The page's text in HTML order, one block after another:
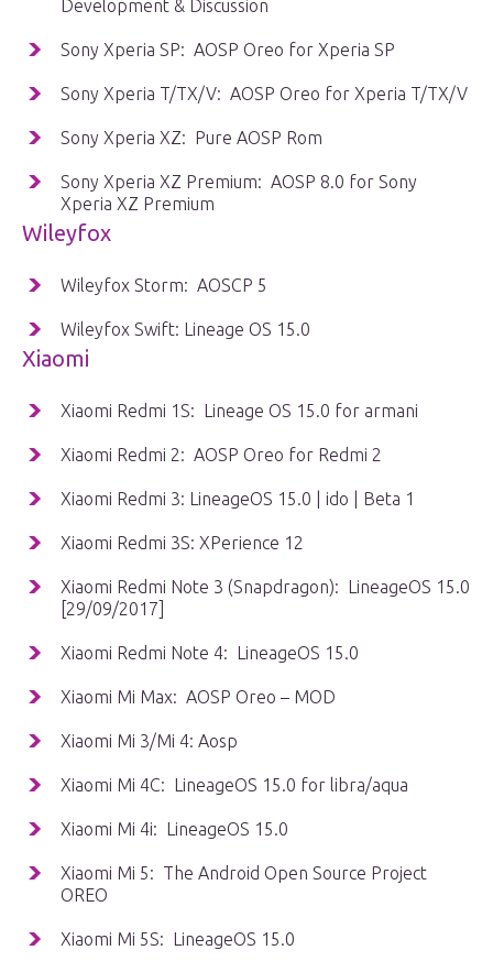
Development & Discussion
Sony Xperia SP: AOSP Oreo for Xperia SP
Sony Xperia T/TX/V: AOSP Oreo for Xperia T/TX/V
Sony Xperia XZ: Pure AOSP Rom
Sony Xperia XZ Premium: AOSP 8.0 for Sony
Xperia XZ Premium
Wileyfox
Wileyfox Storm: AOSCP 5
Wileyfox Swift: Lineage OS 15.0
Xiaomi
Xiaomi Redmi 1S: Lineage OS 15.0 for armani
Xiaomi Redmi 2: AOSP Oreo for Redmi 2
Xiaomi Redmi 3: LineageOS 15.0 | ido | Beta 1
Xiaomi Redmi 3S: XPerience 12
Xiaomi Redmi Note 3 (Snapdragon): LineageOS 15.0
[29/09/2017]
Xiaomi Redmi Note 4: LineageOS 15.0
Xiaomi Mi Max: AOSP Oreo – MOD
Xiaomi Mi 3/Mi 4: Aosp
Xiaomi Mi 4C: LineageOS 15.0 for libra/aqua
Xiaomi Mi 4i: LineageOS 15.0
Xiaomi Mi 5: The Android Open Source Project
OREO
Xiaomi Mi 5S: LineageOS 15.0